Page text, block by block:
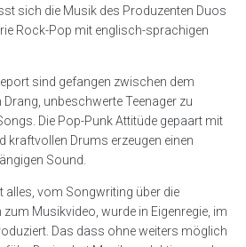
sich die Musik des Produzenten Duos
Rock-Pop mit englisch-sprachigen
sind gefangen zwischen dem
unbeschwerte Teenager zu
Die Pop-Punk Attitüde gepaart mit
kraftvollen Drums erzeugen einen
Sound.
alles, vom Songwriting über die
Musikvideo, wurde in Eigenregie, im
Das dass ohne weiters möglich